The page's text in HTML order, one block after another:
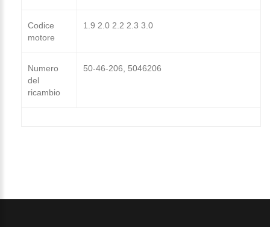
Codice
motore
1.9 2.0 2.2 2.3 3.0
Numero
del
ricambio
50-46-206, 5046206